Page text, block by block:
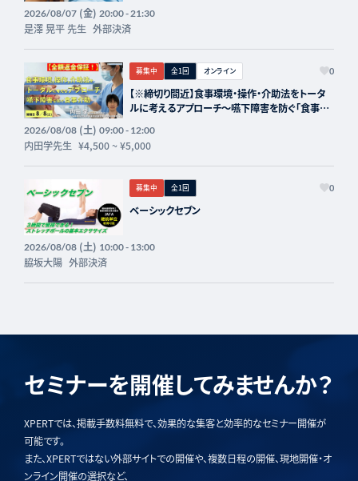
2026/08/07(金) 20:00 - 21:30
是澤 晃平 先生 外部決済
募集中 全1回 オンライン 0
【※締切り間近】食事環境・操作・介助法をトータ
ルに考えるアプローチ～嚥下障害を防ぐ「食事介
フォーライフ】
2026/08/08(土) 09:00 - 12:00
内田学先生 ¥4,500~¥5,000
募集中 全1回 0
ベーシックセブン
2026/08/08(土) 10:00 - 13:00
脇坂大陽 外部決済
セミナーを開催してみませんか？
XPERTでは、掲載手数料無料で、効果的な集客と効率的なセミナー開催が
可能です。
また、XPERTではない外部サイトでの開催や、複数日程の開催、現地開催・オ
ンライン開催の選択など、